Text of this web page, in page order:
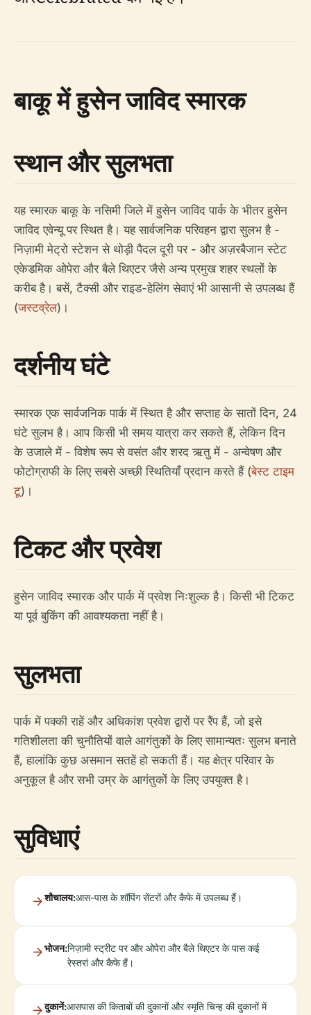
बाकू में हुसेन जाविद स्मारक
स्थान और सुलभता
यह स्मारक बाकू के नसिमी जिले में हुसेन जाविद पार्क के भीतर हुसेन
जाविद एवेन्यू पर स्थित है। यह सार्वजनिक परिवहन द्वारा सुलभ है -
निज़ामी मेट्रो स्टेशन से थोड़ी पैदल दूरी पर - और अज़रबैजान स्टेट
एकेडमिक ओपेरा और बैले थिएटर जैसे अन्य प्रमुख शहर स्थलों के
करीब है। बसें, टैक्सी और राइड-हेलिंग सेवाएं भी आसानी से उपलब्ध हैं
(जस्टव्रेल)।
दर्शनीय घंटे
स्मारक एक सार्वजनिक पार्क में स्थित है और सप्ताह के सातों दिन, 24
घंटे सुलभ है। आप किसी भी समय यात्रा कर सकते हैं, लेकिन दिन
के उजाले में - विशेष रूप से वसंत और शरद ऋतु में - अन्वेषण और
फोटोग्राफी के लिए सबसे अच्छी स्थितियाँ प्रदान करते हैं (बेस्ट टाइम
टू)।
टिकट और प्रवेश
हुसेन जाविद स्मारक और पार्क में प्रवेश निःशुल्क है। किसी भी टिकट
या पूर्व बुकिंग की आवश्यकता नहीं है।
सुलभता
पार्क में पक्की राहें और अधिकांश प्रवेश द्वारों पर रैंप हैं, जो इसे
गतिशीलता की चुनौतियों वाले आगंतुकों के लिए सामान्यतः सुलभ बनाते
हैं, हालांकि कुछ असमान सतहें हो सकती हैं। यह क्षेत्र परिवार के
अनुकूल है और सभी उम्र के आगंतुकों के लिए उपयुक्त है।
सुविधाएं
शौचालय:आस-पास के शॉपिंग सेंटरों और कैफे में उपलब्ध हैं।
भोजन:निज़ामी स्ट्रीट पर और ओपेरा और बैले थिएटर के पास कई
रेस्तरां और कैफे हैं।
दुकानें:आसपास की किताबों की दुकानों और स्मृति चिन्ह की दुकानों में